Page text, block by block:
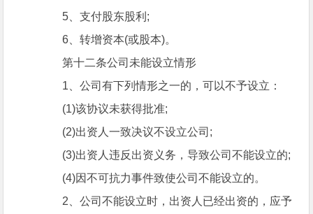
5、支付股东股利;
6、转增资本(或股本)。
第十二条公司未能设立情形
1、公司有下列情形之一的，可以不予设立：
(1)该协议未获得批准;
(2)出资人一致决议不设立公司;
(3)出资人违反出资义务，导致公司不能设立的;
(4)因不可抗力事件致使公司不能设立的。
2、公司不能设立时，出资人已经出资的，应予